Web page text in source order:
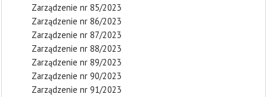
Zarządzenie nr 85/2023
Zarządzenie nr 86/2023
Zarządzenie nr 87/2023
Zarządzenie nr 88/2023
Zarządzenie nr 89/2023
Zarządzenie nr 90/2023
Zarządzenie nr 91/2023